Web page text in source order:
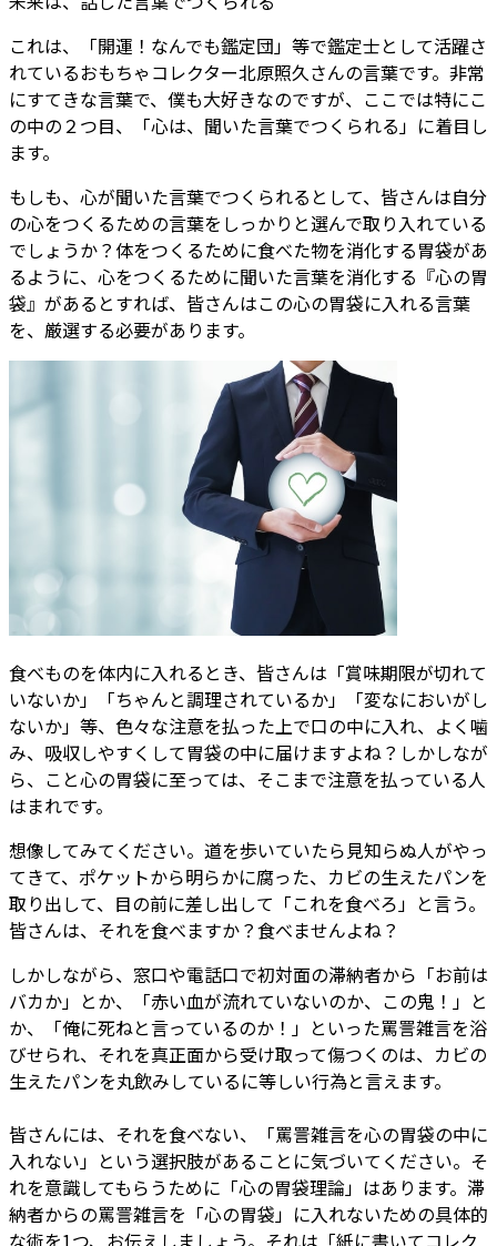
これは、「開運！なんでも鑑定団」等で鑑定士として活躍さ
れているおもちゃコレクター北原照久さんの言葉です。非常
にすてきな言葉で、僕も大好きなのですが、ここでは特にこ
の中の２つ目、「心は、聞いた言葉でつくられる」に着目し
ます。
もしも、心が聞いた言葉でつくられるとして、皆さんは自分
の心をつくるための言葉をしっかりと選んで取り入れている
でしょうか？体をつくるために食べた物を消化する胃袋があ
るように、心をつくるために聞いた言葉を消化する『心の胃
袋』があるとすれば、皆さんはこの心の胃袋に入れる言葉
を、厳選する必要があります。
食べものを体内に入れるとき、皆さんは「賞味期限が切れて
いないか」「ちゃんと調理されているか」「変なにおいがし
ないか」等、色々な注意を払った上で口の中に入れ、よく噛
み、吸収しやすくして胃袋の中に届けますよね？しかしなが
ら、こと心の胃袋に至っては、そこまで注意を払っている人
はまれです。
想像してみてください。道を歩いていたら見知らぬ人がやっ
てきて、ポケットから明らかに腐った、カビの生えたパンを
取り出して、目の前に差し出して「これを食べろ」と言う。
皆さんは、それを食べますか？食べませんよね？
しかしながら、窓口や電話口で初対面の滞納者から「お前は
バカか」とか、「赤い血が流れていないのか、この鬼！」と
か、「俺に死ねと言っているのか！」といった罵詈雑言を浴
びせられ、それを真正面から受け取って傷つくのは、カビの
生えたパンを丸飲みしているに等しい行為と言えます。
皆さんには、それを食べない、「罵詈雑言を心の胃袋の中に
入れない」という選択肢があることに気づいてください。そ
れを意識してもらうために「心の胃袋理論」はあります。滞
納者からの罵詈雑言を「心の胃袋」に入れないための具体的
な術を1つ、お伝えしましょう。それは「紙に書いてコレク